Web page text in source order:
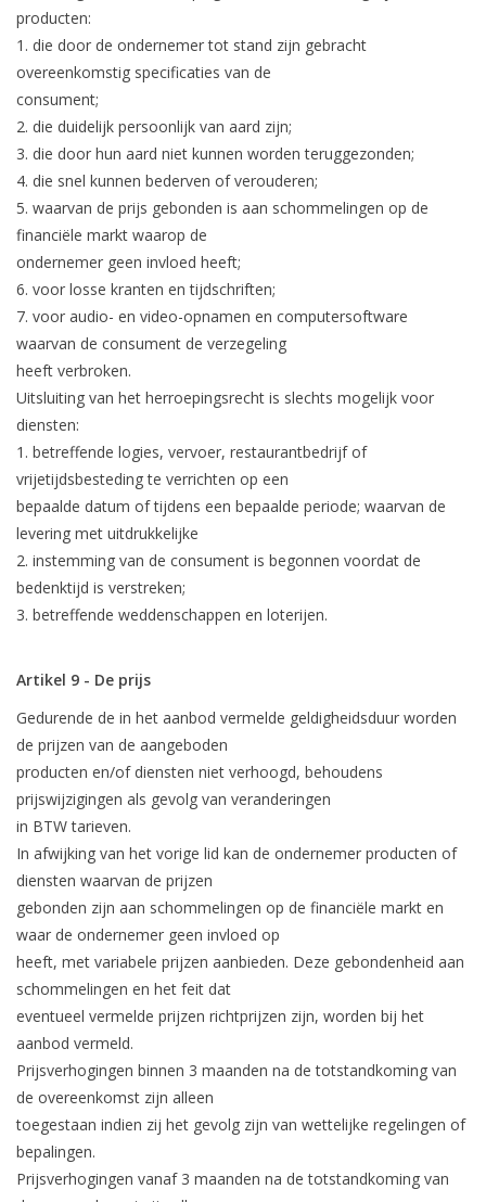
producten:
1. die door de ondernemer tot stand zijn gebracht
overeenkomstig specificaties van de
consument;
2. die duidelijk persoonlijk van aard zijn;
3. die door hun aard niet kunnen worden teruggezonden;
4. die snel kunnen bederven of verouderen;
5. waarvan de prijs gebonden is aan schommelingen op de
financiële markt waarop de
ondernemer geen invloed heeft;
6. voor losse kranten en tijdschriften;
7. voor audio- en video-opnamen en computersoftware
waarvan de consument de verzegeling
heeft verbroken.
Uitsluiting van het herroepingsrecht is slechts mogelijk voor
diensten:
1. betreffende logies, vervoer, restaurantbedrijf of
vrijetijdsbesteding te verrichten op een
bepaalde datum of tijdens een bepaalde periode; waarvan de
levering met uitdrukkelijke
2. instemming van de consument is begonnen voordat de
bedenktijd is verstreken;
3. betreffende weddenschappen en loterijen.
Artikel 9 - De prijs
Gedurende de in het aanbod vermelde geldigheidsduur worden
de prijzen van de aangeboden
producten en/of diensten niet verhoogd, behoudens
prijswijzigingen als gevolg van veranderingen
in BTW tarieven.
In afwijking van het vorige lid kan de ondernemer producten of
diensten waarvan de prijzen
gebonden zijn aan schommelingen op de financiële markt en
waar de ondernemer geen invloed op
heeft, met variabele prijzen aanbieden. Deze gebondenheid aan
schommelingen en het feit dat
eventueel vermelde prijzen richtprijzen zijn, worden bij het
aanbod vermeld.
Prijsverhogingen binnen 3 maanden na de totstandkoming van
de overeenkomst zijn alleen
toegestaan indien zij het gevolg zijn van wettelijke regelingen of
bepalingen.
Prijsverhogingen vanaf 3 maanden na de totstandkoming van